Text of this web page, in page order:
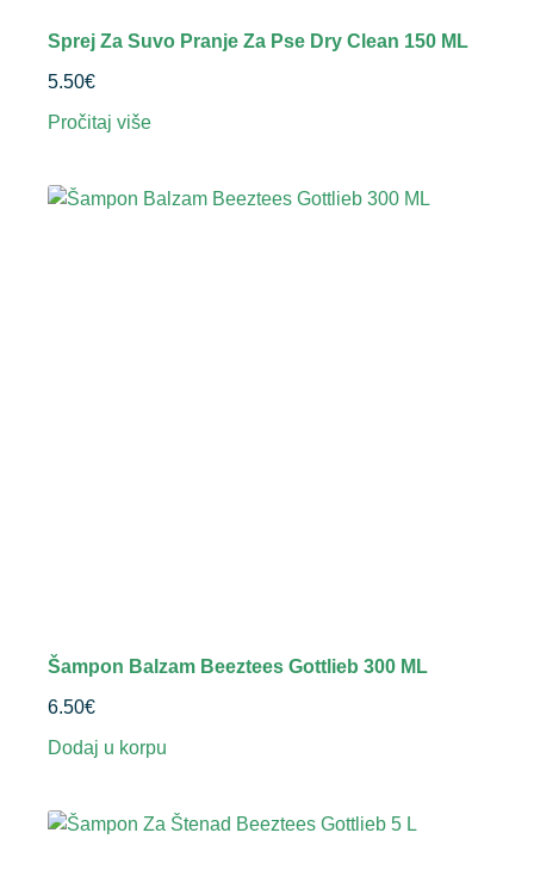
Sprej Za Suvo Pranje Za Pse Dry Clean 150 ML
5.50€
Pročitaj više
Šampon Balzam Beeztees Gottlieb 300 ML
6.50€
Dodaj u korpu